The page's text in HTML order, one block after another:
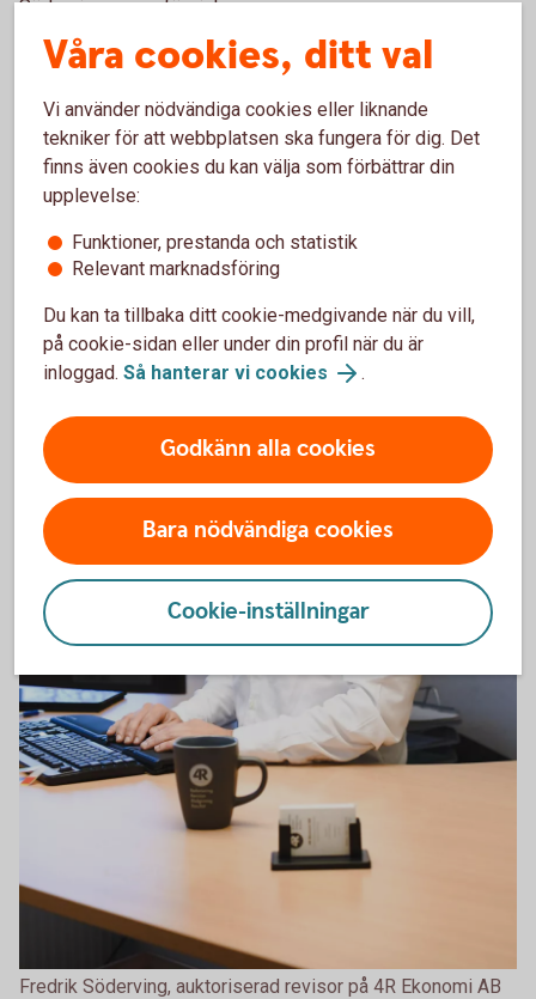
Söderving varnar för riskerna:
- Företag är unika, och ett standarddokument passar sällan
alla behov. Det är värt att investera i ett skräddarsytt
aktieägaravtal för att skydda företagets intressen, säger
han.
Fredrik Söderving, auktoriserad revisor på 4R Ekonomi AB
Våra cookies, ditt val
Vi använder nödvändiga cookies eller liknande
tekniker för att webbplatsen ska fungera för dig. Det
finns även cookies du kan välja som förbättrar din
upplevelse:
Funktioner, prestanda och statistik
Relevant marknadsföring
Du kan ta tillbaka ditt cookie-medgivande när du vill,
på cookie-sidan eller under din profil när du är
inloggad. Så hanterar vi cookies .
Godkänn alla cookies
Bara nödvändiga cookies
Cookie-inställningar